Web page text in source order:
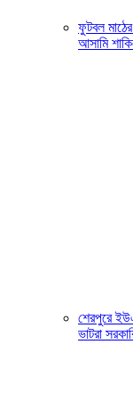
ফুটবল
আসামি
শেরপুরে
ভাটরা